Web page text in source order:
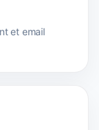
et email